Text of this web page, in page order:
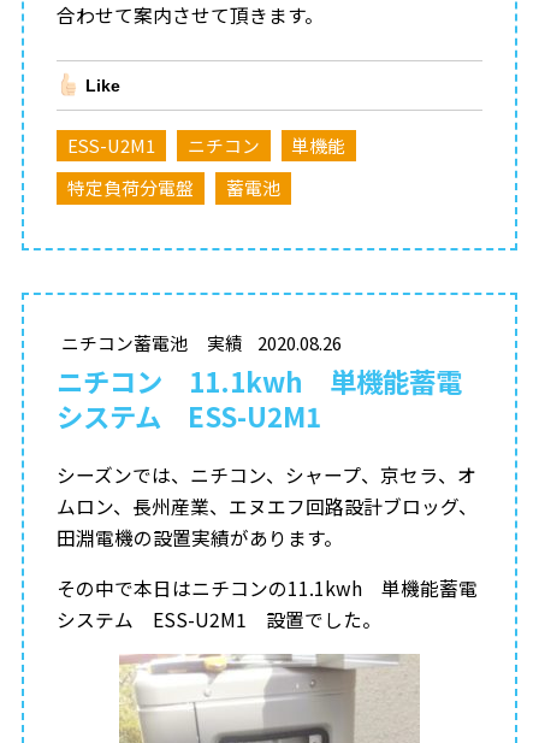
合わせて案内させて頂きます。
Like
ESS-U2M1 ニチコン
単機能
特定負荷分電盤
蓄電池
ニチコン蓄電池 実績 2020.08.26
ニチコン 11.1kwh 単機能蓄電
システム ESS-U2M1
シーズンでは、ニチコン、シャープ、京セラ、オ
ムロン、長州産業、エヌエフ回路設計ブロッグ、
田淵電機の設置実績があります。
その中で本日はニチコンの11.1kwh 単機能蓄電
システム ESS-U2M1 設置でした。